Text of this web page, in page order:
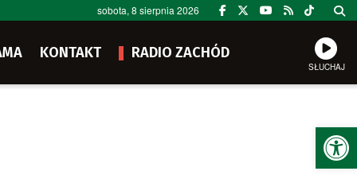
sobota, 8 sierpnia 2026
KONTAKT RADIO ZACHÓD
SŁUCHAJ